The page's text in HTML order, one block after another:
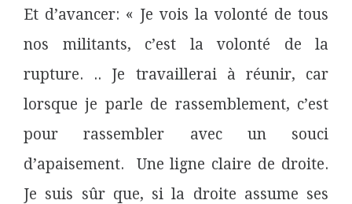
Et d’avancer: « Je vois la volonté de tous
nos militants, c’est la volonté de la
rupture. .. Je travaillerai à réunir, car
lorsque je parle de rassemblement, c’est
pour rassembler avec un souci
d’apaisement. Une ligne claire de droite.
Je suis sûr que, si la droite assume ses